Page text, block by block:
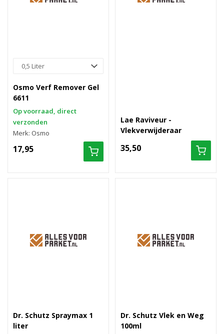
Osmo Verf Remover Gel
6611
Op voorraad, direct
verzonden
Merk: Osmo
17,95
Lae Raviveur -
Vlekverwijderaar
35,50
Dr. Schutz Spraymax 1
liter
Dr. Schutz Vlek en Weg
100ml